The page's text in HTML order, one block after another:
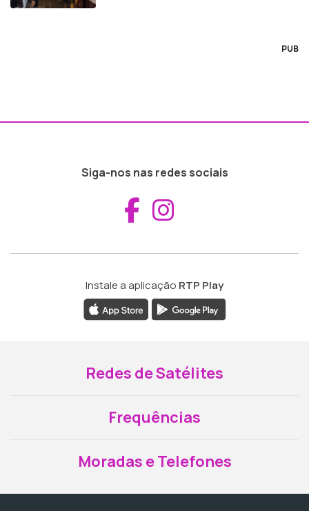
PUB
Siga-nos nas redes sociais
Aceder ao
Instale a aplicação RTP Play
Redes de Satélites
Frequências
Moradas e Telefones